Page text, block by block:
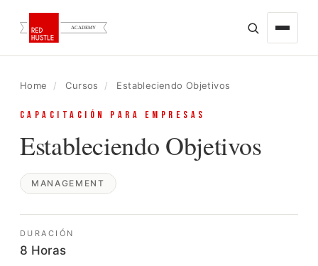
BUSCAR
HOME
ACERCA DE
CURSOS ONLINE EN VIVO
ATENCIÓN AL CLIENTE
CREATIVIDAD
Home / Cursos / Estableciendo Objetivos
CAPACITACIÓN PARA EMPRESAS
Estableciendo Objetivos
MANAGEMENT
DURACIÓN
8 Horas